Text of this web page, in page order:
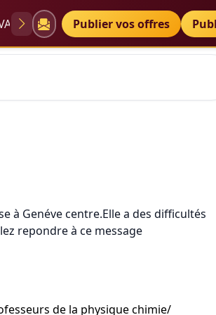
Diplômes Petites
Publier vos offres
à Genéve centre.Elle a des difficultés
repondre à ce message
de la physique chimie/